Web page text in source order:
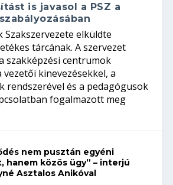
is javasol a PSZ a
Szakszervezete elküldte
tárcának. A szervezet
szakképzési centrumok
vezetői kinevezésekkel, a
rendszerével és a pedagógusok
fogalmazott meg
nem pusztán egyéni
hanem közös ügy” – interjú
Asztalos Anikóval